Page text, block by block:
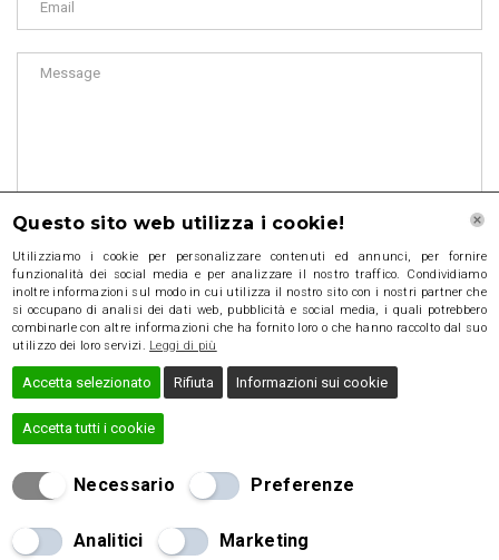
2016 Brick Template, All rights reserved
Questo sito web utilizza i cookie!
Utilizziamo i cookie per personalizzare contenuti ed annunci, per fornire
funzionalità dei social media e per analizzare il nostro traffico. Condividiamo
inoltre informazioni sul modo in cui utilizza il nostro sito con i nostri partner che
si occupano di analisi dei dati web, pubblicità e social media, i quali potrebbero
combinarle con altre informazioni che ha fornito loro o che hanno raccolto dal suo
utilizzo dei loro servizi. Leggi di più
Accetta selezionato Rifiuta Informazioni sui cookie
Accetta tutti i cookie
Necessario Preferenze
Analitici Marketing